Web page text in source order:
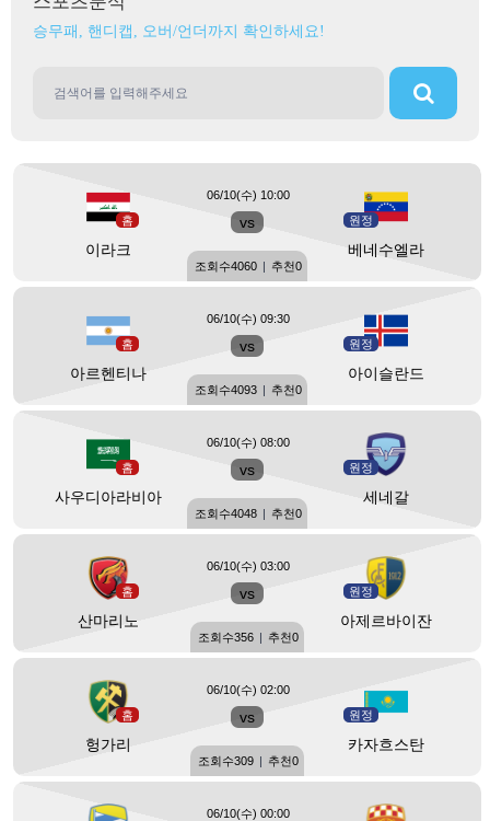
승무패, 핸디캡, 오버/언더까지 확인하세요!
홈
이라크
vs 원정
베네수엘라
06/10(수) 10:00
조회수4060 | 추천0
홈
아르헨티나
vs 원정
아이슬란드
06/10(수) 09:30
조회수4093 | 추천0
홈
사우디아라비아
vs 원정
세네갈
06/10(수) 08:00
조회수4048 | 추천0
홈
산마리노
vs 원정
아제르바이잔
06/10(수) 03:00
조회수356 | 추천0
홈
헝가리
vs 원정
카자흐스탄
06/10(수) 02:00
조회수309 | 추천0
06/10(수) 00:00